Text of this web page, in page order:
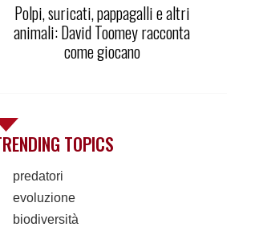
Polpi, suricati, pappagalli e altri
animali: David Toomey racconta
come giocano
TOPICS
predatori
evoluzione
biodiversità